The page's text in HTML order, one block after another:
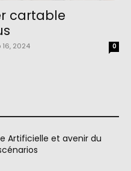
cartable
16, 2024 0
Artificielle et avenir du